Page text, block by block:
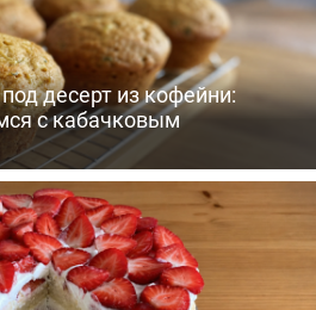
десерт из кофейни:
с кабачковым